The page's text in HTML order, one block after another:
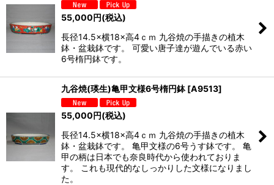
55,000円(税込)
長径14.5×横18×高4ｃｍ 九谷焼の手描きの植木
鉢・盆栽鉢です。 可愛い唐子達が遊んでいる赤い
6号楕円鉢です。
九谷焼(瑛生)亀甲文様6号楕円鉢 [A9513]
55,000円(税込)
長径14.5×横18×高4ｃｍ 九谷焼の手描きの植木
鉢・盆栽鉢です。 亀甲文様の6号うす鉢です。 亀
甲の柄は日本でも奈良時代から使われておりま
す。 これも現代的なしっかりした文様になりまし
た。